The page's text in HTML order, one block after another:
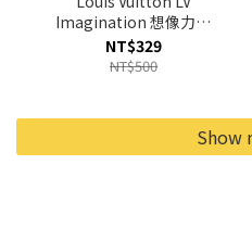
Imagination 想像力淡
香精 EDP 2ml
NT$329
NT$500
Show